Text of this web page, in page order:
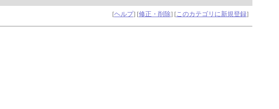
[ヘルプ] [修正・削除] [このカテゴリに新規登録]